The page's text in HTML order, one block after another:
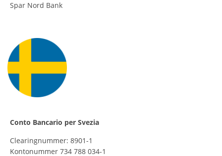
Spar Nord Bank
Conto Bancario per Svezia
Clearingnummer: 8901-1
Kontonummer 734 788 034-1